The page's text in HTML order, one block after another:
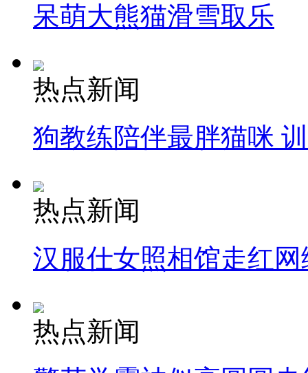
呆萌大熊猫滑雪取乐
热点新闻
狗教练陪伴最胖猫咪
热点新闻
汉服仕女照相馆走红网
热点新闻